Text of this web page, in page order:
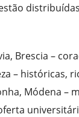
Brescia –
– históricas,
Módena –